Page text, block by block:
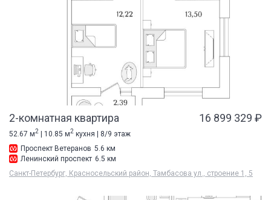
2-комнатная квартира 16 899 329 ₽
52.67 м2 | 10.85 м2 кухня | 8/9 этаж
Проспект Ветеранов 5.6 км
Ленинский проспект 6.5 км
Санкт-Петербург, Красносельский район, Тамбасова ул., строение 1, 5